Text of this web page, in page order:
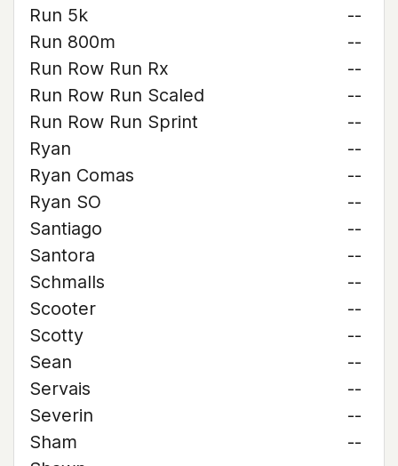
Run 5k
--
Run 800m
--
Run Row Run Rx
--
Run Row Run Scaled
--
Run Row Run Sprint
--
Ryan
--
Ryan Comas
--
Ryan SO
--
Santiago
--
Santora
--
Schmalls
--
Scooter
--
Scotty
--
Sean
--
Servais
--
Severin
--
Sham
--